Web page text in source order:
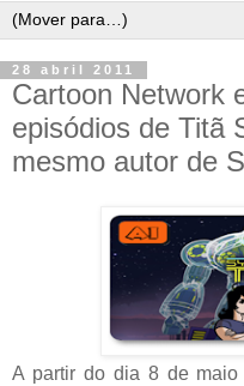
28 abril 2011
Cartoon Network
episódios de Titã
mesmo autor de
A partir do dia 8 de maio